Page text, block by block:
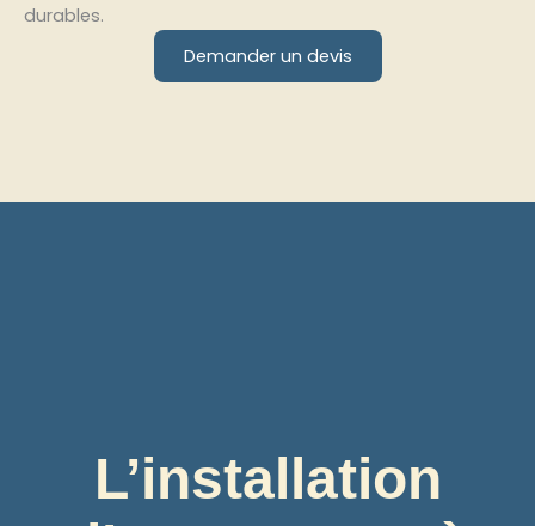
durables.
Demander un devis
L’installation